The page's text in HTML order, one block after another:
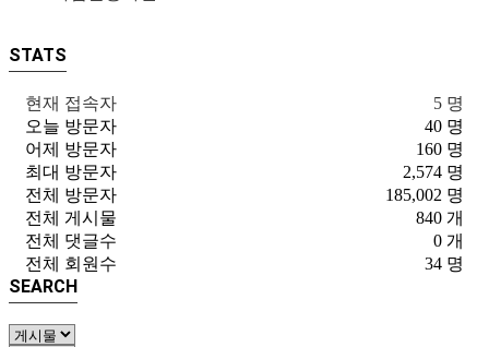
STATS
5 명
현재 접속자
40 명
오늘 방문자
160 명
어제 방문자
2,574 명
최대 방문자
185,002 명
전체 방문자
840 개
전체 게시물
0 개
전체 댓글수
34 명
전체 회원수
SEARCH